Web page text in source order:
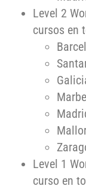
Level 2
cursos en
Level 1
curso en